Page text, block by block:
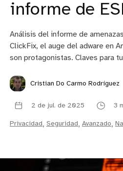
informe de
Análisis del informe de
ClickFix, el auge del adware en
son protagonistas. Claves para
Cristian Do Carmo Rodríguez
2 de jul. de 2025 3
Privacidad, Seguridad, Avanzado,